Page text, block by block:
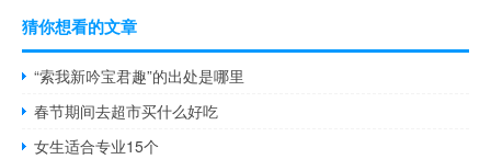
猜你想看的文章
“索我新吟宝君趣”的出处是哪里
春节期间去超市买什么好吃
女生适合专业15个